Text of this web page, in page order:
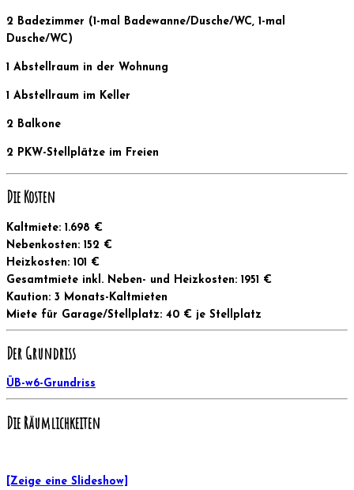
2 Badezimmer (1-mal Badewanne/Dusche/WC, 1-mal
Dusche/WC)
1 Abstellraum in der Wohnung
1 Abstellraum im Keller
2 Balkone
2 PKW-Stellplätze im Freien
Die Kosten
Kaltmiete: 1.698 €
Nebenkosten: 152 €
Heizkosten: 101 €
Gesamtmiete inkl. Neben- und Heizkosten: 1951 €
Kaution: 3 Monats-Kaltmieten
Miete für Garage/Stellplatz: 40 € je Stellplatz
Der Grundriss
ÜB-w6-Grundriss
Die Räumlichkeiten
[Zeige eine Slideshow]